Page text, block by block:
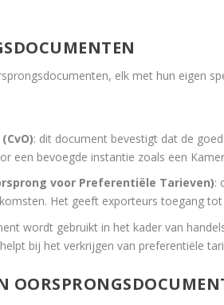
elk met hun eigen
: dit document bevestigt dat de
een bevoegde instantie zoals een
voor Preferentiële Tarieven):
Het geeft exporteurs toegang
wordt gebruikt in het kader van
bij het verkrijgen van preferentiële